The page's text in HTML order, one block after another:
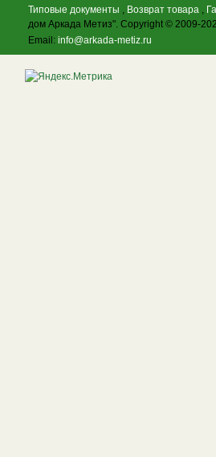
Типовые документы , Возврат товара ,
дом Аркада Метиз". Copyright © 2009-
Email: info@arkada-metiz.ru